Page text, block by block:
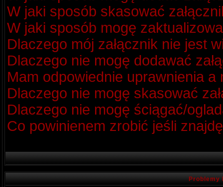
W jaki sposób skasować
W jaki sposób mogę
Dlaczego mój załącznik nie jest
Dlaczego nie mogę dodawać
Mam odpowiednie uprawnienia a
Dlaczego nie mogę skasować
Dlaczego nie mogę ściągać/
Co powinienem zrobić jeśli
Problemy